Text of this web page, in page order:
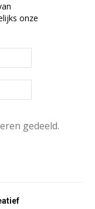
onze
gedeeld.